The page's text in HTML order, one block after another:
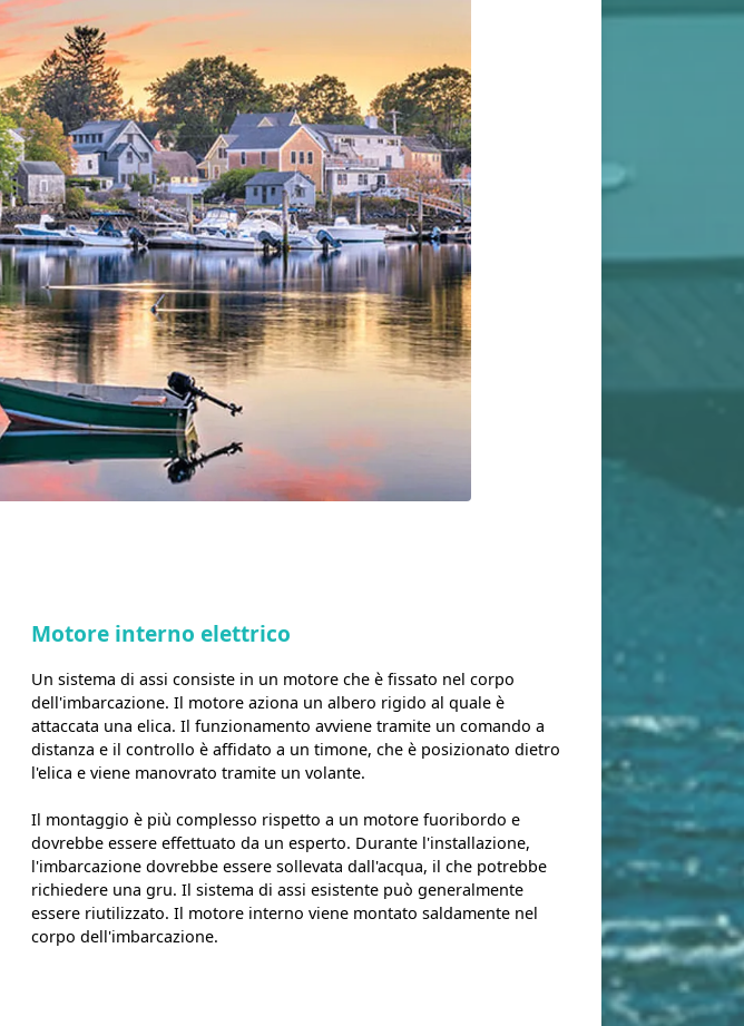
Motore interno elettrico
Un sistema di assi consiste in un motore che è fissato nel corpo
dell'imbarcazione. Il motore aziona un albero rigido al quale è
attaccata una elica. Il funzionamento avviene tramite un comando a
distanza e il controllo è affidato a un timone, che è posizionato dietro
l'elica e viene manovrato tramite un volante.
Il montaggio è più complesso rispetto a un motore fuoribordo e
dovrebbe essere effettuato da un esperto. Durante l'installazione,
l'imbarcazione dovrebbe essere sollevata dall'acqua, il che potrebbe
richiedere una gru. Il sistema di assi esistente può generalmente
essere riutilizzato. Il motore interno viene montato saldamente nel
corpo dell'imbarcazione.